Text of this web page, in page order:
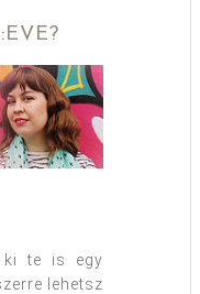
ki te is egy
lehetsz